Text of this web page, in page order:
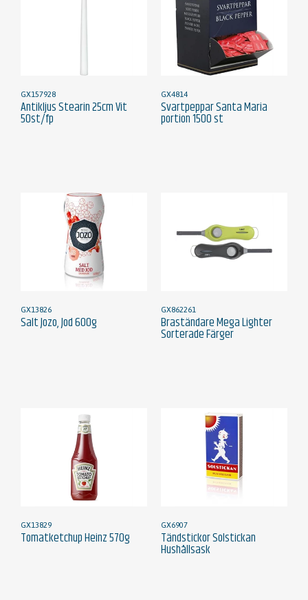
GX157928
Antikljus Stearin 25cm Vit
50st/fp
GX4814
Svartpeppar Santa Maria
portion 1500 st
GX13826
Salt Jozo, Jod 600g
GX862261
Braständare Mega Lighter
Sorterade Färger
GX13829
Tomatketchup Heinz 570g
GX6907
Tändstickor Solstickan
Hushållsask